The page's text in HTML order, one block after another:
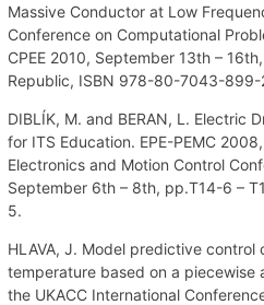
Massive Conductor at Low
Conference on Computational
CPEE 2010, September 13th –
Republic, ISBN 978-80-7043-899-
DIBLÍK, M. and BERAN, L. Electric
for ITS Education. EPE-PEMC
Electronics and Motion Control
September 6th – 8th, pp.T14-6 –
5.
HLAVA, J. Model predictive control
temperature based on a piecewise
the UKACC International